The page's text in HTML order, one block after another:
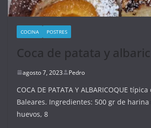
COCINA POSTRES
Coca de patata y
agosto 7, 2023 Pedro
COCA DE PATATA Y ALBARICOQUE
Baleares. Ingredientes: 500 gr de
huevos, 8